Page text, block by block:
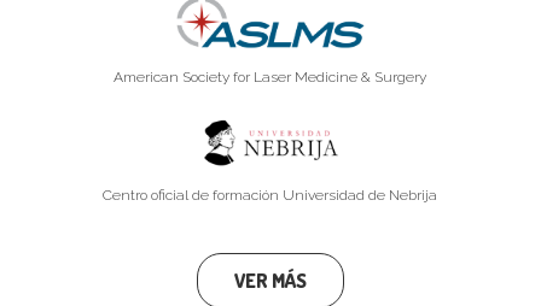
American Society for Laser Medicine & Surgery
Centro oficial de formación Universidad de Nebrija
VER MÁS